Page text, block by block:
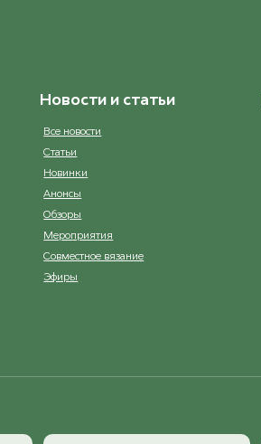
Новости и статьи
Все новости
Статьи
Новинки
Анонсы
Обзоры
Мероприятия
Совместное вязание
Эфиры